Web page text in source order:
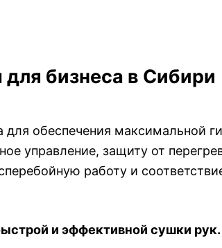
бизнеса в Сибири
обеспечения максимальной
управление, защиту от
работу и
и эффективной сушки рук.